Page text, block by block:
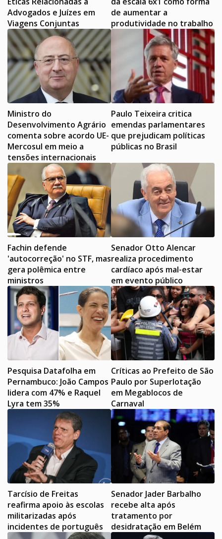
Advogados e Juízes em
Viagens Conjuntas
de aumentar a
produtividade no trabalho
Ministro do
Desenvolvimento Agrário
comenta sobre acordo UE-
Mercosul em meio a
tensões internacionais
Paulo Teixeira critica
emendas parlamentares
que prejudicam políticas
públicas no Brasil
Fachin defende
'autocorreção' no STF, mas
gera polêmica entre
ministros
Senador Otto Alencar
realiza procedimento
cardíaco após mal-estar
em evento público
Pesquisa Datafolha em
Pernambuco: João Campos
lidera com 47% e Raquel
Lyra tem 35%
Críticas ao Prefeito de São
Paulo por Superlotação
em Megablocos de
Carnaval
Tarcísio de Freitas
reafirma apoio às escolas
militarizadas após
incidentes de português
Senador Jader Barbalho
recebe alta após
tratamento por
desidratação em Belém